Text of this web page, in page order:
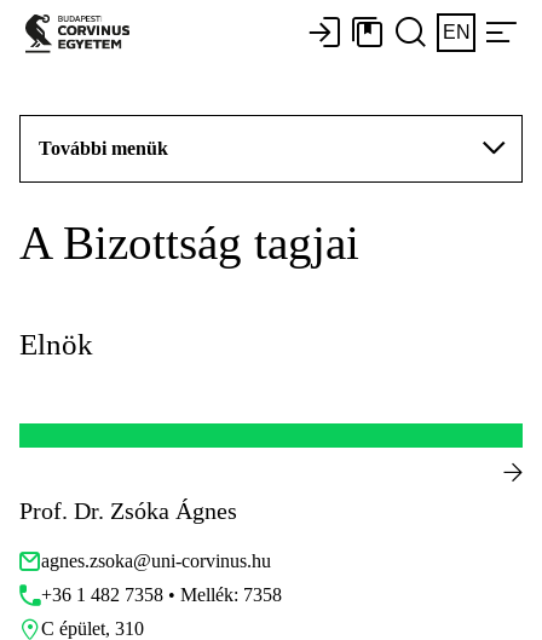
EN
További menük
A Bizottság tagjai
Elnök
Prof. Dr. Zsóka Ágnes
agnes.zsoka@uni-corvinus.hu
+36 1 482 7358 • Mellék: 7358
C épület, 310